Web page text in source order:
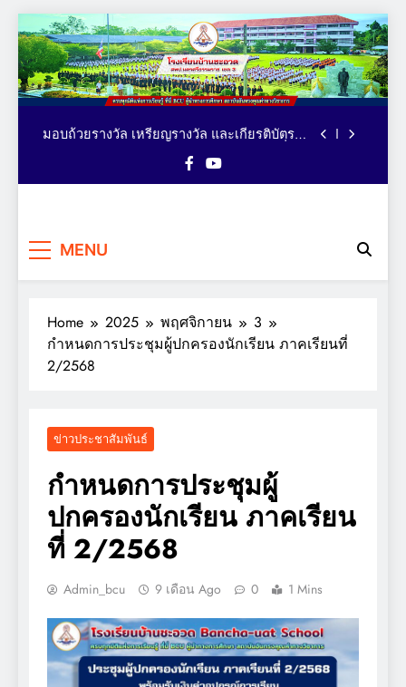
Skip
to
content
ตารางอาหารกลางวัน โรงเรียนบ้านชะอวด วัน
ที่ 3-7 สิงหาคม 2569
คณะผู้บริหาร เยี่ยม ติดตาม ให้กำลังใจ การจัด
กิจกรรมเทควันโด ของนักเรียนหลักสูตรภาษา
อังกฤษ MEP : Bancha-uat School
นักเรียนคว้าเหรียญรางวัล รายการ MATH
QUICK THAILAND CHAMPIONSHIP 2026
ระดับประเทศ
มอบถ้วยรางวัล เหรียญรางวัล และเกียรติบัตร
การศึกษาระดับประเทศ VTEA V-UP+ SUPREME
ตารางอาหารกลางวัน โรงเรียนบ้านชะอวด วัน
ที่ 3-7 สิงหาคม 2569
อังกฤษ MEP : Bancha-uat School
นักเรียนคว้าเหรียญรางวัล รายการ MATH
QUICK THAILAND CHAMPIONSHIP 2026
ระดับประเทศ
มอบถ้วยรางวัล เหรียญรางวัล และเกียรติบัตร
การศึกษาระดับประเทศ VTEA V-UP+ SUPREME
KST LOGIC GAMES 2026
ตารางอาหารกลางวัน โรงเรียนบ้านชะอวด วัน
ที่ 3-7 สิงหาคม 2569
บ้านชะอวด
MENU
Home 2025 พฤศจิกายน
3
กำหนดการประชุมผู้ปกครองนักเรียน ภาคเรียนที่
2/2568
ข่าวประชาสัมพันธ์
กำหนดการประชุมผู้
ปกครองนักเรียน ภาคเรียน
ที่ 2/2568
Admin_bcu 9 เดือน Ago 0 1 Mins